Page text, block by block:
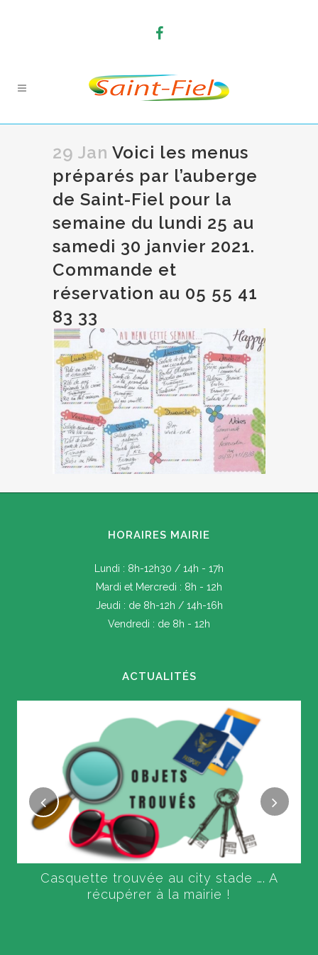
29 Jan Voici les menus
préparés par l’auberge
de Saint-Fiel pour la
semaine du lundi 25 au
samedi 30 janvier 2021.
Commande et
réservation au 05 55 41
83 33
HORAIRES MAIRIE
Lundi : 8h-12h30 / 14h - 17h
Mardi et Mercredi : 8h - 12h
Jeudi : de 8h-12h / 14h-16h
Vendredi : de 8h - 12h
ACTUALITÉS
Casquette trouvée au city stade …. A
récupérer à la mairie !